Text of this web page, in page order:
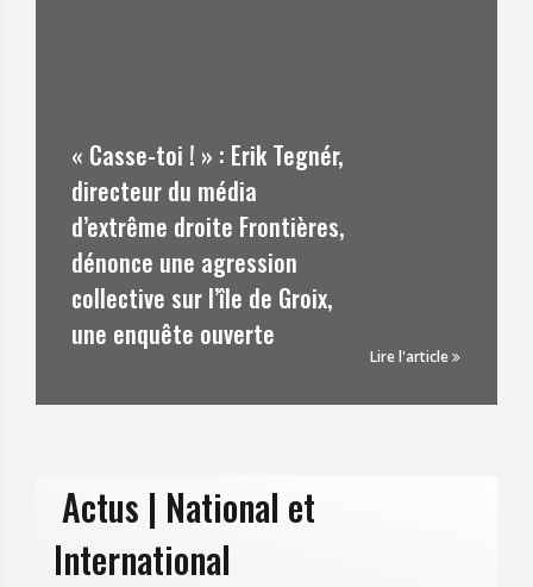
toi ! » : Erik Tegnér,
du média
droite Frontières,
une agression
sur l’île de Groix,
ouverte
Actus | National et
International